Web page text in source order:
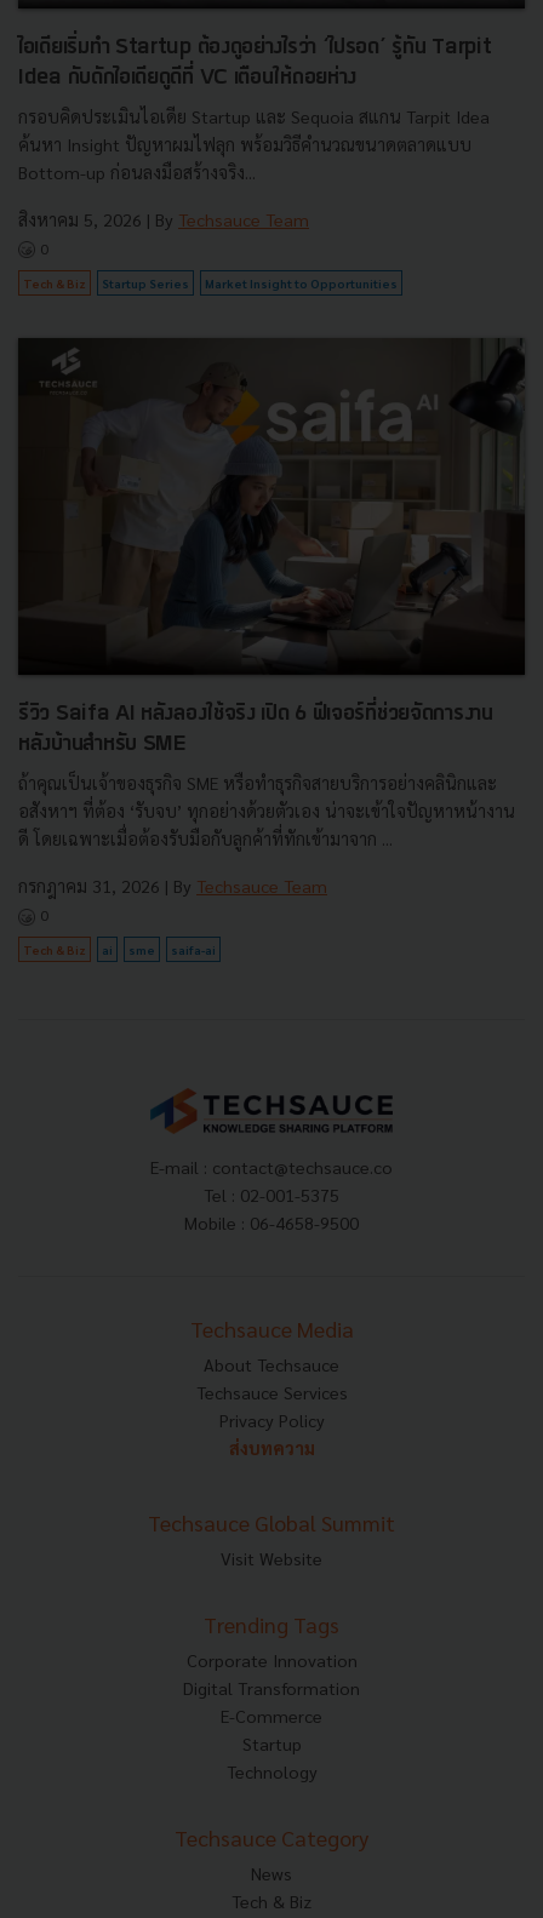
ไอเดียเริ่มทำ Startup ต้องดูอย่างไรว่า ‘ไปรอด’ รู้ทัน Tarpit
Idea กับดักไอเดียดูดีที่ VC เตือนให้ถอยห่าง
กรอบคิดประเมินไอเดีย Startup และ Sequoia สแกน Tarpit Idea
ค้นหา Insight ปัญหาผมไฟลุก พร้อมวิธีคำนวณขนาดตลาดแบบ
Bottom-up ก่อนลงมือสร้างจริง...
สิงหาคม 5, 2026 | By Techsauce Team
0
Tech & Biz Startup Series Market Insight to Opportunities
รีวิว Saifa AI หลังลองใช้จริง เปิด 6 ฟีเจอร์ที่ช่วยจัดการงาน
หลังบ้านสำหรับ SME
ถ้าคุณเป็นเจ้าของธุรกิจ SME หรือทำธุรกิจสายบริการอย่างคลินิกและ
อสังหาฯ ที่ต้อง ‘รับจบ’ ทุกอย่างด้วยตัวเอง น่าจะเข้าใจปัญหาหน้างาน
ดี โดยเฉพาะเมื่อต้องรับมือกับลูกค้าที่ทักเข้ามาจาก ...
กรกฎาคม 31, 2026 | By Techsauce Team
0
Tech & Biz ai sme saifa-ai
E-mail : contact@techsauce.co
Tel : 02-001-5375
Mobile : 06-4658-9500
Techsauce Media
About Techsauce
Techsauce Services
Privacy Policy
ส่งบทความ
Techsauce Global Summit
Visit Website
Trending Tags
Corporate Innovation
Digital Transformation
E-Commerce
Startup
Technology
Techsauce Category
News
Tech & Biz